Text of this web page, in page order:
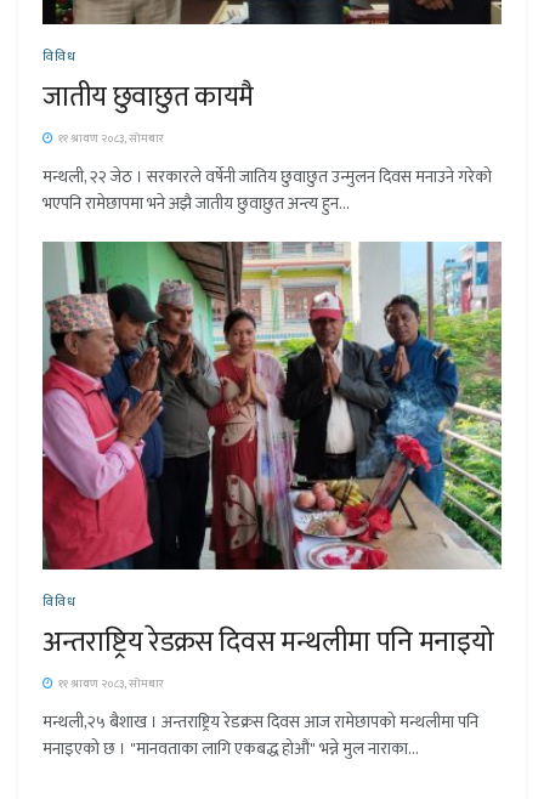
विविध
जातीय छुवाछुत कायमै
११ श्रावण २०८३, सोमबार
मन्थली, २२ जेठ । सरकारले वर्षेनी जातिय छुवाछुत उन्मुलन दिवस मनाउने गरेको
भएपनि रामेछापमा भने अझै जातीय छुवाछुत अन्त्य हुन...
विविध
अन्तराष्ट्रिय रेडक्रस दिवस मन्थलीमा पनि मनाइयो
११ श्रावण २०८३, सोमबार
मन्थली,२५ बैशाख । अन्तराष्ट्रिय रेडक्रस दिवस आज रामेछापको मन्थलीमा पनि
मनाइएको छ । "मानवताका लागि एकबद्ध होऔं" भन्ने मुल नाराका...